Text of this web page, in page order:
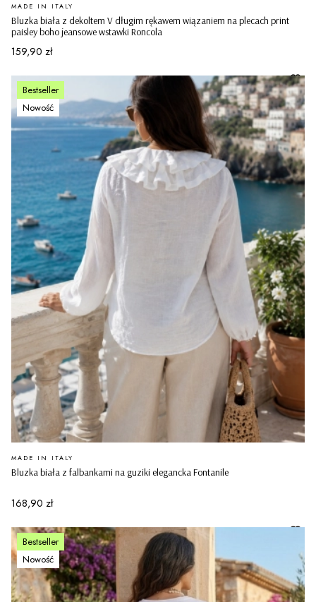
Bluzka biała z dekoltem V długim rękawem wiązaniem na plecach print
paisley boho jeansowe wstawki Roncola
PRODUCENT
MADE IN ITALY
Cena
159,90 zł
Bestseller
Nowość
Bluzka biała z falbankami na guziki elegancka Fontanile
PRODUCENT
MADE IN ITALY
Cena
168,90 zł
Bestseller
Nowość